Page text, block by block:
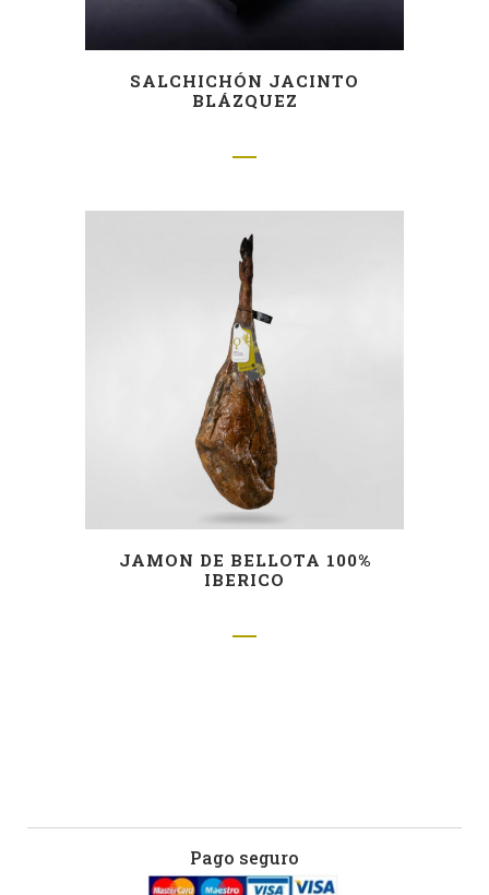
SALCHICHÓN JACINTO
BLÁZQUEZ
JAMON DE BELLOTA 100%
IBERICO
Pago seguro